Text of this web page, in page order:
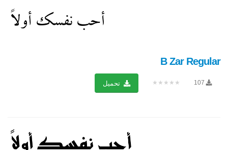
B Zar Regular
107
★★★★★ تحميل